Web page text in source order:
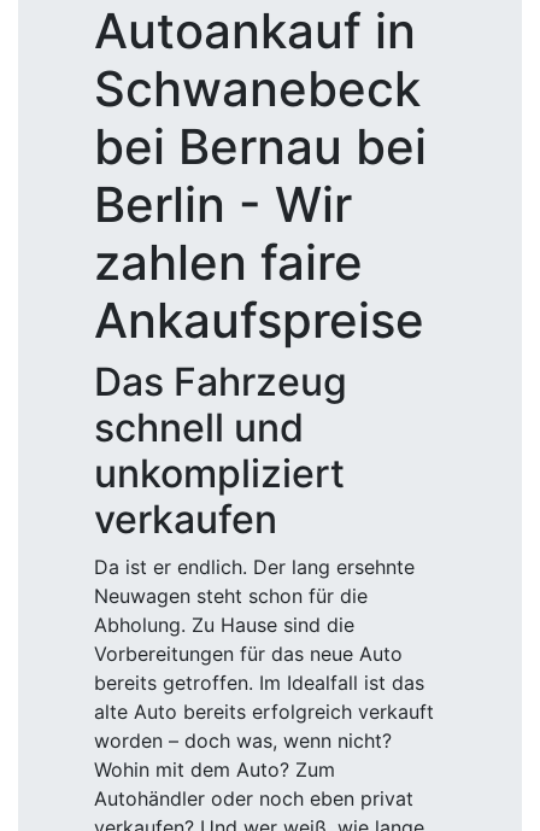
Autoankauf in
Schwanebeck
bei Bernau bei
Berlin - Wir
zahlen faire
Ankaufspreise
Das Fahrzeug
schnell und
unkompliziert
verkaufen
Da ist er endlich. Der lang ersehnte
Neuwagen steht schon für die
Abholung. Zu Hause sind die
Vorbereitungen für das neue Auto
bereits getroffen. Im Idealfall ist das
alte Auto bereits erfolgreich verkauft
worden – doch was, wenn nicht?
Wohin mit dem Auto? Zum
Autohändler oder noch eben privat